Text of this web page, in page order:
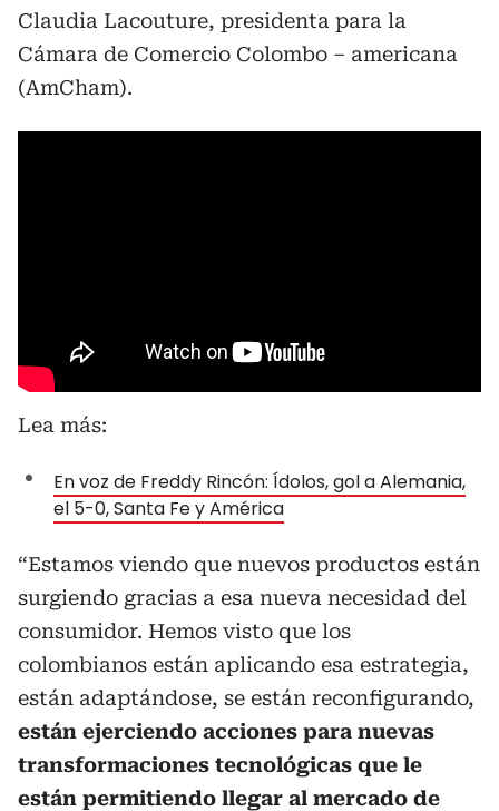
Claudia Lacouture, presidenta para la
Cámara de Comercio Colombo – americana
(AmCham).
Lea más:
En voz de Freddy Rincón: Ídolos, gol a Alemania,
el 5-0, Santa Fe y América
“Estamos viendo que nuevos productos están
surgiendo gracias a esa nueva necesidad del
consumidor. Hemos visto que los
colombianos están aplicando esa estrategia,
están adaptándose, se están reconfigurando,
están ejerciendo acciones para nuevas
transformaciones tecnológicas que le
están permitiendo llegar al mercado de